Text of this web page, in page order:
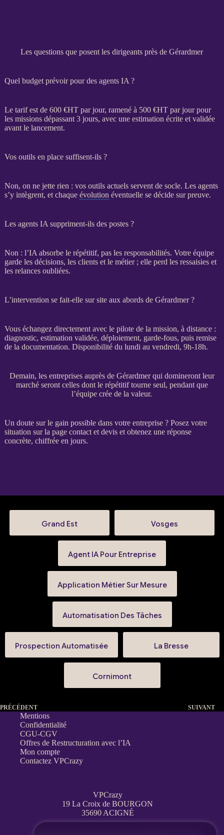
Les questions que posent les dirigeants près de Gérardmer
Quel budget prévoir pour des agents IA ?
Le tarif est de 600 €HTpar jour, ramené à 500 €HTpar jour pour
les missionsdépassant 3 jours, avec une estimation écrite et validée
avant le lancement.
Vos outils en place suffisent-ils ?
Non, on ne jette rien : vos outils actuels servent de socle. Les agents
s’y intègrent, et chaque évolution éventuelle se décide sur preuve.
Les agents IA suppriment-ils des postes ?
Non : l’IA absorbe le répétitif, pas les responsabilités. Votre équipe
garde les décisions, les clients et le métier ; elle perd les ressaisies et
les relancesoubliées.
L’intervention se fait-elle sur site aux abords de Gérardmer ?
Vous échangez directement avec le pilote de la mission, à distance :
diagnostic, estimation validée, déploiement, garde-fous, puis remise
de la documentation. Disponibilité du lundi au vendredi, 9h-18h.
Demain, les entreprises auprès de Gérardmer qui domineront leur
marché seront celles dont le répétitif tourne seul, pendant que
l’équipe crée de la valeur.
Un doute sur le gain possible dans votre entreprise ? Posez votre
situation sur la page contact et deviset obtenez une réponse
concrète, chiffrée en jours.
Grand Est Vosges
Agent IA Pour Entreprise
Application Métier Sur Mesure
Automatisation Des Tâches
Prospection Automatisée La Bresse
Cornimont
PRÉCÉDENT SUIVANT
Mentions
Confidentialité
CGU-CGV
Offres de Restructuration avec l’IA
Mon compte
Contactez VPCrazy
VPCrazy
19 La Croix de BOURGON
35690 ACIGNÉ